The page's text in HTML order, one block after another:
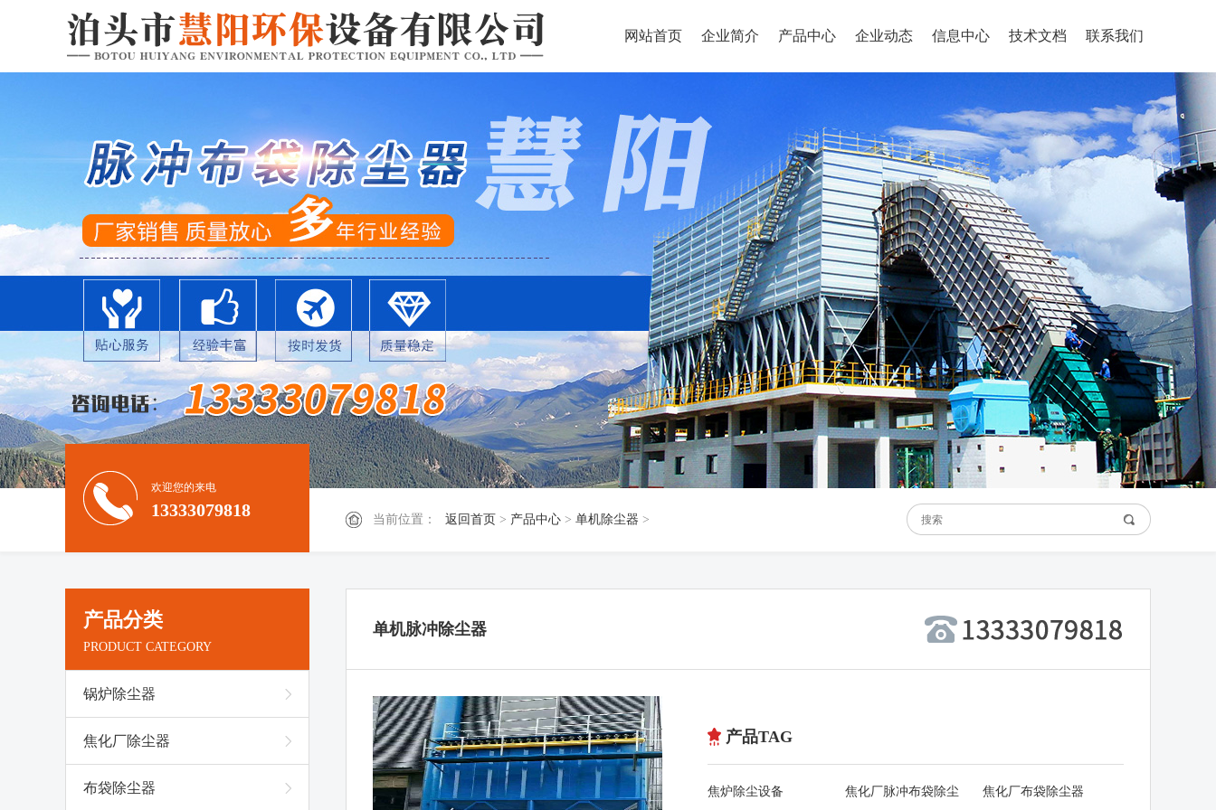
网站首页 企业简介 产品中心 企业动态 信息中心 技术文档 联系我们
当前位置： 返回首页 > 产品中心 > 单机除尘器 >
欢迎您的来电
13333079818
产品分类
PRODUCT CATEGORY
锅炉除尘器
焦化厂除尘器
布袋除尘器
单机脉冲除尘器
产品TAG
焦炉除尘设备 焦化厂脉冲布袋除尘 焦化厂布袋除尘器